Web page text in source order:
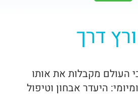
דרך
העולם מקבלות את אותו
היעדר אבחון וטיפול